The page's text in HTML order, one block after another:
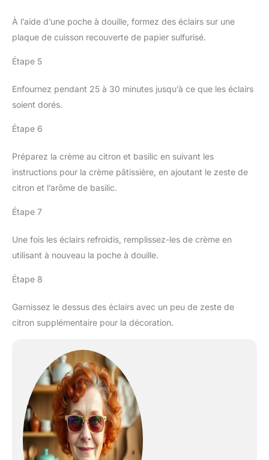
À l’aide d’une poche à douille, formez des éclairs sur une
plaque de cuisson recouverte de papier sulfurisé.
Étape 5
Enfournez pendant 25 à 30 minutes jusqu’à ce que les éclairs
soient dorés.
Étape 6
Préparez la crème au citron et basilic en suivant les
instructions pour la crème pâtissière, en ajoutant le zeste de
citron et l’arôme de basilic.
Étape 7
Une fois les éclairs refroidis, remplissez-les de crème en
utilisant à nouveau la poche à douille.
Étape 8
Garnissez le dessus des éclairs avec un peu de zeste de
citron supplémentaire pour la décoration.